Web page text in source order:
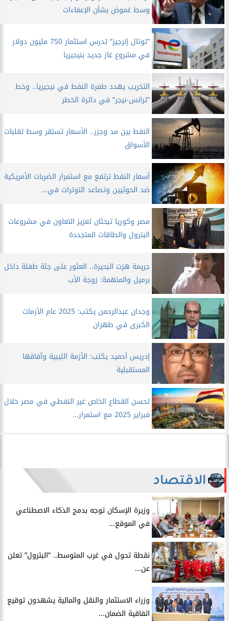
وسط غموض بشأن الإعفاءات
”توتال إنرجيز” تدرس استثمار 750 مليون دولار
في مشروع غاز جديد بنيجيريا
التخريب يهدد طفرة النفط في نيجيريا.. وخط
”ترانس-نيجر” في دائرة الخطر
النفط بين مد وجزر.. الأسعار تستقر وسط تقلبات
الأسواق
أسعار النفط ترتفع مع استمرار الضربات الأمريكية
ضد الحوثيين وتصاعد التوترات في...
مصر وكوريا تبحثان تعزيز التعاون في مشروعات
البترول والطاقات المتجددة
جريمة هزت البحيرة.. العثور على جثة طفلة داخل
برميل والمتهمة: زوجة الأب
وجدان عبدالرحمن يكتب: 2025 عام الأزمات
الكبرى في طهران
إدريس أحميد يكتب: الأزمة الليبية وآفاقها
المستقبلية
تحسن القطاع الخاص غير النفطي في مصر خلال
فبراير 2025 مع استمرار...
الاقتصاد
​وزيرة الإسكان توجه بدمج الذكاء الاصطناعي
في الموقع...
​نقطة تحول في غرب المتوسط.. ”البترول” تعلن
عن...
​وزراء الاستثمار والنقل والمالية يشهدون توقيع
اتفاقية الضمان...